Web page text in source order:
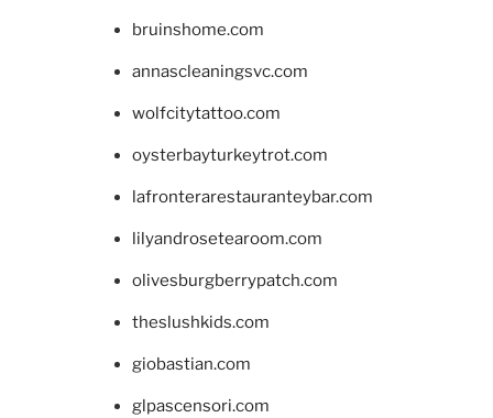
bruinshome.com
annascleaningsvc.com
wolfcitytattoo.com
oysterbayturkeytrot.com
lafronterarestauranteybar.com
lilyandrosetearoom.com
olivesburgberrypatch.com
theslushkids.com
giobastian.com
glpascensori.com